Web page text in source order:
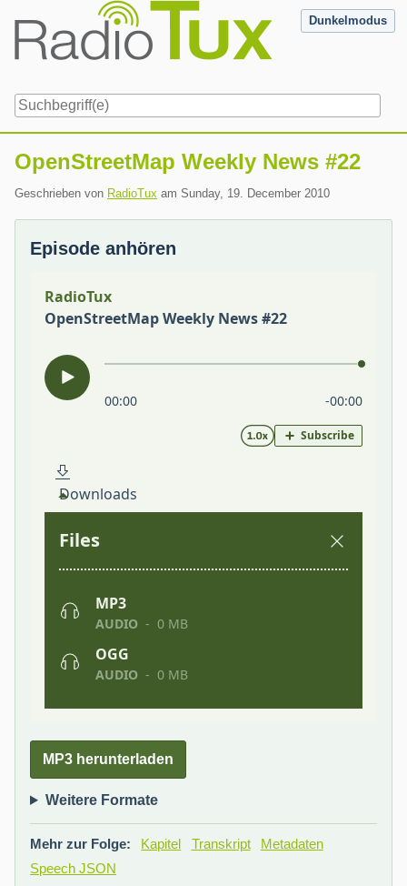
content
Dunkelmodus
OpenStreetMap Weekly News #22
Geschrieben von RadioTux am Sunday, 19. December 2010
Episode anhören
MP3 herunterladen
Weitere Formate
Mehr zur Folge: Kapitel Transkript
Metadaten
Speech JSON